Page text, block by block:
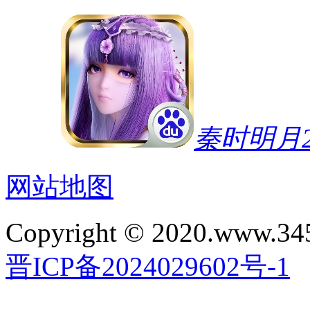
秦时明月
网站地图
Copyright ©
晋ICP备2024029602号-1